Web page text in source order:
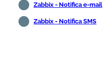
Zabbix - Notifica e-mail
Zabbix - Notifica SMS